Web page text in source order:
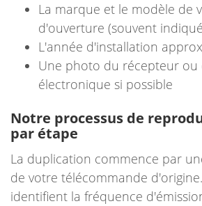
La marque et le modèle de
d'ouverture (souvent
L'année d'installation
Une photo du récepteur
électronique si possible
Notre processus de
par étape
La duplication commence par
de votre télécommande
identifient la fréquence